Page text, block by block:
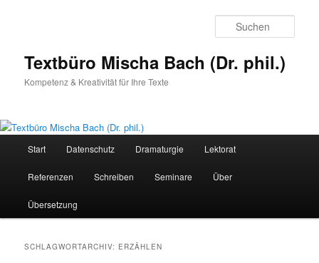
Textbüro Mischa Bach (Dr. phil.)
Kompetenz & Kreativität für Ihre Texte
Start Datenschutz Dramaturgie Lektorat
Referenzen Schreiben Seminare Über
Übersetzung
SCHLAGWORTARCHIV: ERZÄHLEN